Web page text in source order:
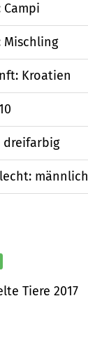
Campi
Mischling
Kroatien
dreifarbig
männlich
Tiere 2017